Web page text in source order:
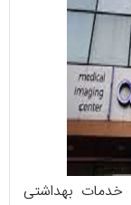
خدمات بهداشتی